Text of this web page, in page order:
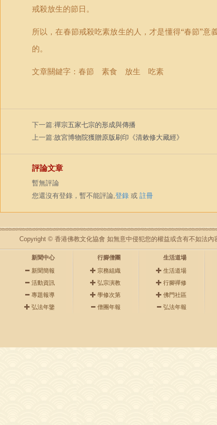
戒殺放生的節日。
所以，在春節戒殺吃素放生的人，才是懂得“春節”
的。
文章關鍵字：春節 素食 放生 吃素
下一篇:禪宗五家七宗的形成與傳播
上一篇:故宮博物院獲贈原版刷印《清敕修大藏經》
評論文章
暫無評論
您還沒有登錄，暫不能評論,登錄 或 註冊
Copyright © 香港佛教文化協會 如無意中侵犯您的權益或含有不如法內
新聞中心
新聞簡報
活動資訊
專題報導
弘法年鑒
行腳僧團
宗務組織
弘宗演教
學修次第
僧團年報
生活道場
生活道場
行腳禪修
佛門社區
弘法年報